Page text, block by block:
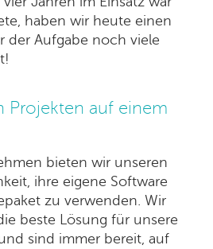
haben wir heute einen
der Aufgabe noch viele
Projekten auf einem
bieten wir unseren
ihre eigene Software
zu verwenden. Wir
beste Lösung für unsere
sind immer bereit, auf